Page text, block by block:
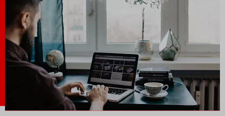
Поставка программного обеспечения и оборудования